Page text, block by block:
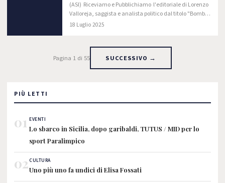
(ASI) Riceviamo e Pubblichiamo l'editoriale di Lorenzo
Valloreja, saggista e analista politico dal titolo "Bombe
sulla Chiesa di Gaza: Israele ha passato il limite?".
18 Luglio 2025
Pagina 1 di 55 SUCCESSIVO →
PIÙ LETTI
01 EVENTI
Lo sbarco in Sicilia, dopo garibaldi, TUTUS / MID per lo
sport Paralimpico
02CULTURA
Uno più uno fa undici di Elisa Fossati